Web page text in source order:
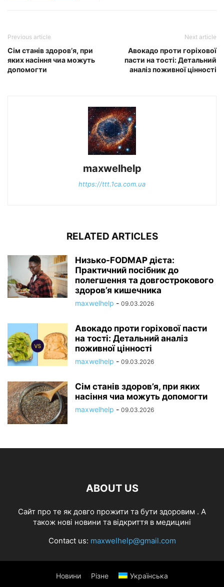
Previous article
Сім станів здоров’я, при
яких насіння чиа можуть
допомогти
Next article
Авокадо проти горіхової
пасти на тості: Детальний
аналіз поживної цінності
maxwelhelp
https://ttt.1ca.com.ua
RELATED ARTICLES
Низько-FODMAP дієта:
Практичний посібник до
полегшення та довгострокового
здоров’я кишечника
maxwelhelp - 09.03.2026
Авокадо проти горіхової пасти
на тості: Детальний аналіз
поживної цінності
maxwelhelp - 09.03.2026
Сім станів здоров’я, при яких
насіння чиа можуть допомогти
maxwelhelp - 09.03.2026
ABOUT US
Cайт про те як довго прожити та бути здоровим . А
також нові новини та відкриття в медицині
Contact us: maxwelhelp@gmail.com
Новини Різне Українська